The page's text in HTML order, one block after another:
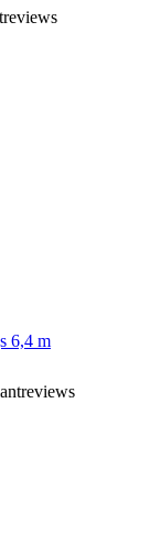
6,4 m